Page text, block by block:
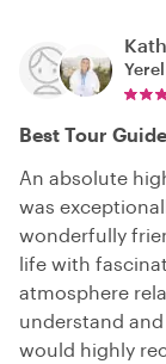
Best Tour
An absolute
was
wonderfully
life with
atmosphere
understand
would highly